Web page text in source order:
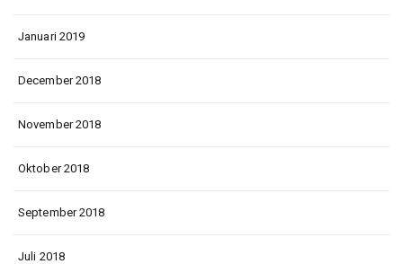
Januari 2019
December 2018
November 2018
Oktober 2018
September 2018
Juli 2018